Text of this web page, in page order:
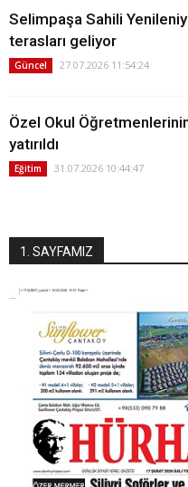
Selimpaşa Sahili
terasları geliyor
Güncel 27.07.2026 11:54:24
Özel Okul
yatırıldı
Eğitim 31.07.2026 10:44:47
1. SAYFAMIZ